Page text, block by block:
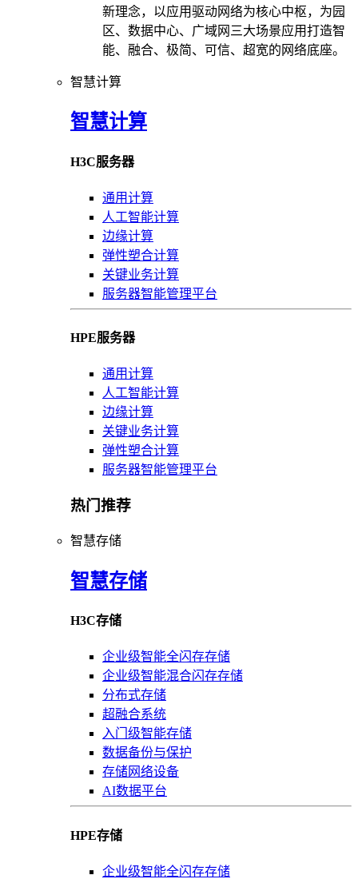
新理念，以应用驱动网络为核心中枢，为园
区、数据中心、广域网三大场景应用打造智
能、融合、极简、可信、超宽的网络底座。
智慧计算
智慧计算
H3C服务器
通用计算
人工智能计算
边缘计算
弹性塑合计算
关键业务计算
服务器智能管理平台
HPE服务器
通用计算
人工智能计算
边缘计算
关键业务计算
弹性塑合计算
服务器智能管理平台
热门推荐
智慧存储
智慧存储
H3C存储
企业级智能全闪存存储
企业级智能混合闪存存储
分布式存储
超融合系统
入门级智能存储
数据备份与保护
存储网络设备
AI数据平台
HPE存储
企业级智能全闪存存储